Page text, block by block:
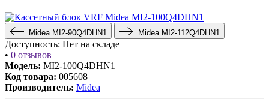
Midea MI2-90Q4DHN1 Midea MI2-112Q4DHN1
Доступность: Нет на складе
• 0 отзывов
Модель: MI2-100Q4DHN1
Код товара: 005608
Производитель: Midea